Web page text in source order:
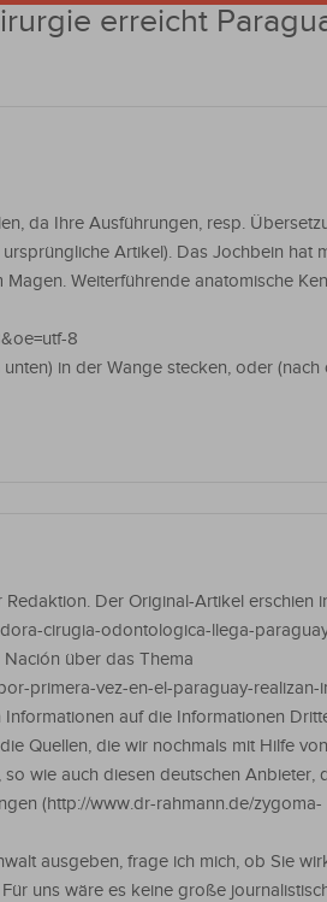
erreicht
da Ihre Ausführungen, resp.
Artikel). Das Jochbein hat
Weiterführende anatomische
8
in der Wange stecken, oder (nach
Der Original-Artikel erschien
cirugia-odontologica-llega-
über das Thema
primera-vez-en-el-paraguay-realizan-
auf die Informationen
Quellen, die wir nochmals mit Hilfe von
wie auch diesen deutschen Anbieter,
(http://www.dr-rahmann.de/zygoma-
ausgeben, frage ich mich, ob Sie
uns wäre es keine große